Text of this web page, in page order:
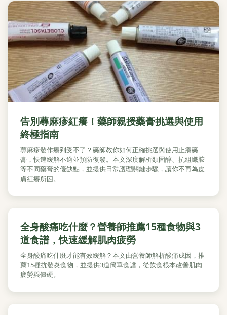
告別蕁麻疹紅癢！藥師親授藥膏挑選與使用
終極指南
蕁麻疹發作癢到受不了？藥師教你如何正確挑選與使用止癢藥
膏，快速緩解不適並預防復發。本文深度解析類固醇、抗組織胺
等不同藥膏的優缺點，並提供日常護理關鍵步驟，讓你不再為皮
膚紅癢所困。
全身酸痛吃什麼？營養師推薦15種食物與3
道食譜，快速緩解肌肉疲勞
全身酸痛吃什麼才能有效緩解？本文由營養師解析酸痛成因，推
薦15種抗發炎食物，並提供3道簡單食譜，從飲食根本改善肌肉
疲勞與僵硬。